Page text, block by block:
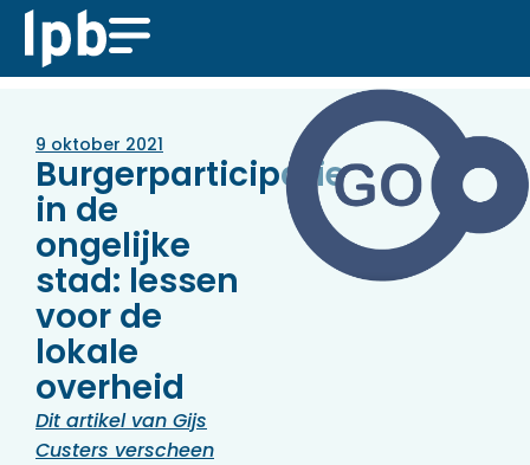
9 oktober 2021
Burgerparticipatie
in de
ongelijke
stad: lessen
voor de
lokale
overheid
Dit artikel van Gijs
Custers verscheen